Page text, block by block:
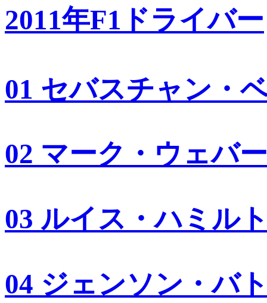
2011年F1ドライバー
01 セバスチャン・
02 マーク・ウェバー
03 ルイス・ハミル
04 ジェンソン・バ